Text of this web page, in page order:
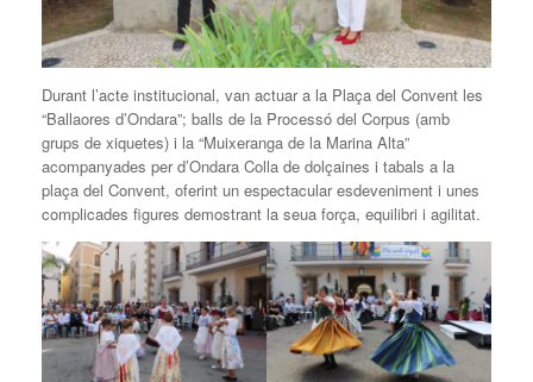
Durant l’acte institucional, van actuar a la Plaça del Convent les
“Ballaores d’Ondara”; balls de la Processó del Corpus (amb
grups de xiquetes) i la “Muixeranga de la Marina Alta”
acompanyades per d’Ondara Colla de dolçaines i tabals a la
plaça del Convent, oferint un espectacular esdeveniment i unes
complicades figures demostrant la seua força, equilibri i agilitat.